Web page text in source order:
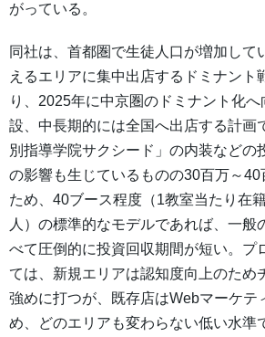
がっている。
同社は、首都圏で生徒人口が増加して
えるエリアに集中出店するドミナント
り、2025年に中京圏のドミナント化
設、中長期的には全国へ出店する計画
別指導学院サクシード」の内装などの
の影響も生じているものの30百万～40
ため、40ブース程度（1教室当たり在
人）の標準的なモデルであれば、一般
べて圧倒的に投資回収期間が短い。プ
ては、新規エリアは認知度向上のため
強めに打つが、既存店はWebマーケテ
め、どのエリアも変わらない低い水準